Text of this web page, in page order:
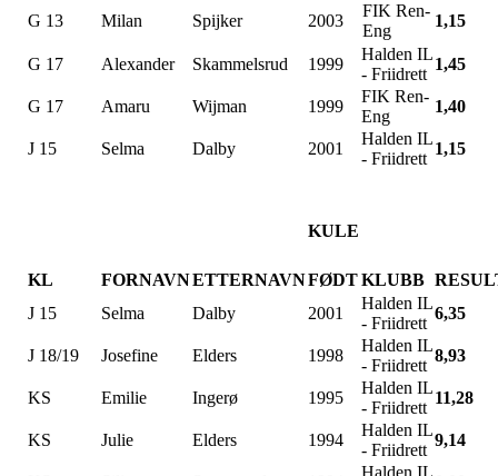
G 13 Milan Spijker 2003
FIK Ren-
Eng
1,15
G 17 Alexander Skammelsrud 1999
Halden IL
- Friidrett
1,45
G 17 Amaru Wijman 1999
FIK Ren-
Eng
1,40
J 15 Selma Dalby 2001
Halden IL
- Friidrett
1,15
KULE
KL FORNAVNETTERNAVNFØDTKLUBB
J 15
Selma Dalby 2001
Halden IL
- Friidrett
6,35
J 18/19 Josefine Elders 1998
Halden IL
- Friidrett
8,93
KS Emilie Ingerø 1995
Halden IL
- Friidrett
11,28
KS Julie Elders 1994
Halden IL
- Friidrett
9,14
Halden IL